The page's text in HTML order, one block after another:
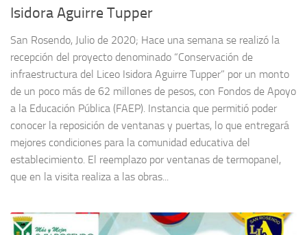
Isidora Aguirre Tupper
San Rosendo, Julio de 2020; Hace una semana se realizó la
recepción del proyecto denominado “Conservación de
infraestructura del Liceo Isidora Aguirre Tupper” por un monto
de un poco más de 62 millones de pesos, con Fondos de Apoyo
a la Educación Pública (FAEP). Instancia que permitió poder
conocer la reposición de ventanas y puertas, lo que entregará
mejores condiciones para la comunidad educativa del
establecimiento. El reemplazo por ventanas de termopanel,
que en la visita realiza a las obras...